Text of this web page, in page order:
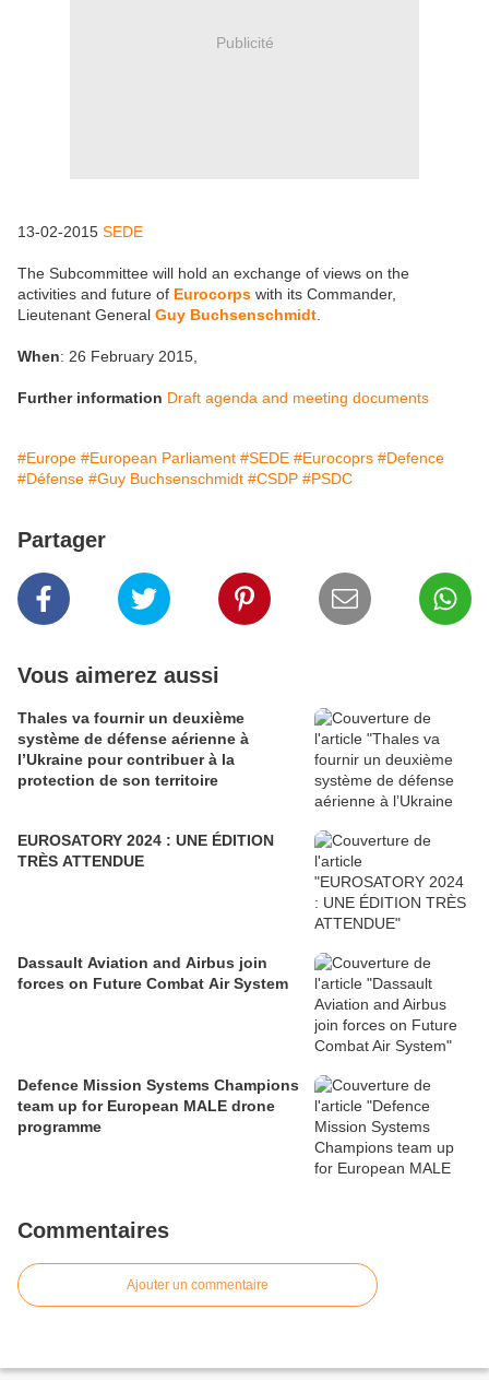
Publicité
13-02-2015 SEDE
The Subcommittee will hold an exchange of views on the
activities and future of Eurocorps with its Commander,
Lieutenant General Guy Buchsenschmidt
When: 26 February 2015,
Further information Draft agenda and meeting documents
#Europe #European Parliament #SEDE #Eurocoprs #Defence
#Défense #Guy Buchsenschmidt #CSDP #PSDC
Partager
Vous aimerez aussi
Thales va fournir un deuxième
système de défense aérienne à
l’Ukraine pour contribuer à la
protection de son territoire
EUROSATORY 2024 : UNE ÉDITION
TRÈS ATTENDUE
Dassault Aviation and Airbus join
forces on Future Combat Air System
Defence Mission Systems Champions
team up for European MALE drone
programme
Commentaires
Ajouter un commentaire